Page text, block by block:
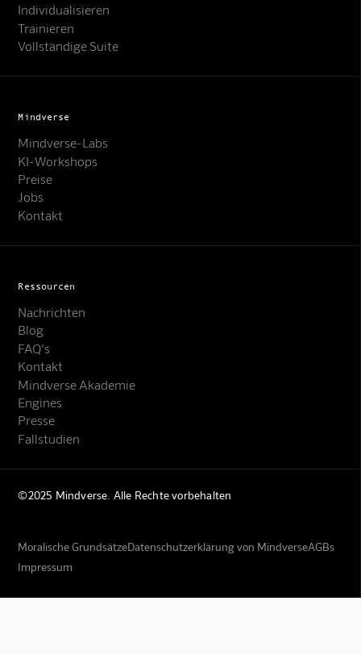
Individualisieren
Trainieren
Vollständige Suite
Mindverse
Mindverse-Labs
KI-Workshops
Preise
Jobs
Kontakt
Ressourcen
Nachrichten
Blog
FAQ's
Kontakt
Mindverse Akademie
Engines
Presse
Fallstudien
©2025 Mindverse. Alle Rechte vorbehalten
Moralische GrundsätzeDatenschutzerklärung von MindverseAGBs
Impressum